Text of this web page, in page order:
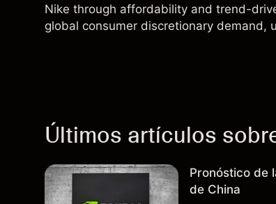
Nike through affordability and trend-
global consumer discretionary demand,
Últimos artículos
Pronóstico de
de China